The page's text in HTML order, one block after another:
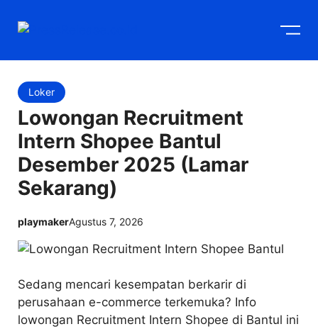
Loker
Lowongan Recruitment
Intern Shopee Bantul
Desember 2025 (Lamar
Sekarang)
playmakerAgustus 7, 2026
Sedang mencari kesempatan berkarir di
perusahaan e-commerce terkemuka? Info
lowongan Recruitment Intern Shopee di Bantul ini